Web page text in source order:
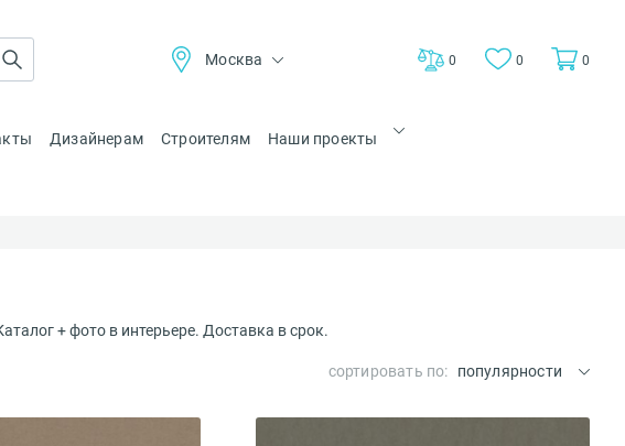
Москва 0 0 0
Дизайнерам Строителям Наши проекты
+ фото в интерьере. Доставка в срок.
сортировать по: популярности